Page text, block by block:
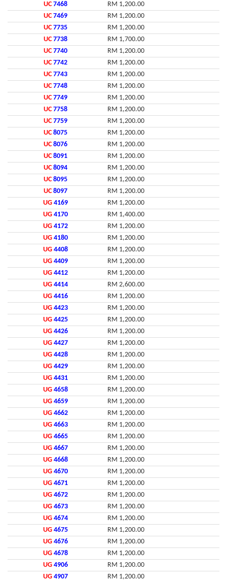
UC 7468
RM 1,200.00
UC 7469
RM 1,200.00
UC 7735
RM 1,200.00
UC 7738
RM 1,700.00
UC 7740
RM 1,200.00
UC 7742
RM 1,200.00
UC 7743
RM 1,200.00
UC 7748
RM 1,200.00
UC 7749
RM 1,200.00
UC 7758
RM 1,200.00
UC 7759
RM 1,200.00
UC 8075
RM 1,200.00
UC 8076
RM 1,200.00
UC 8091
RM 1,200.00
UC 8094
RM 1,200.00
UC 8095
RM 1,200.00
UC 8097
RM 1,200.00
UG 4169
RM 1,200.00
UG 4170
RM 1,400.00
UG 4172
RM 1,200.00
UG 4180
RM 1,200.00
UG 4408
RM 1,200.00
UG 4409
RM 1,200.00
UG 4412
RM 1,200.00
UG 4414
RM 2,600.00
UG 4416
RM 1,200.00
UG 4423
RM 1,200.00
UG 4425
RM 1,200.00
UG 4426
RM 1,200.00
UG 4427
RM 1,200.00
UG 4428
RM 1,200.00
UG 4429
RM 1,200.00
UG 4431
RM 1,200.00
UG 4658
RM 1,200.00
UG 4659
RM 1,200.00
UG 4662
RM 1,200.00
UG 4663
RM 1,200.00
UG 4665
RM 1,200.00
UG 4667
RM 1,200.00
UG 4668
RM 1,200.00
UG 4670
RM 1,200.00
UG 4671
RM 1,200.00
UG 4672
RM 1,200.00
UG 4673
RM 1,200.00
UG 4674
RM 1,200.00
UG 4675
RM 1,200.00
UG 4676
RM 1,200.00
UG 4678
RM 1,200.00
UG 4906
RM 1,200.00
UG 4907
RM 1,200.00